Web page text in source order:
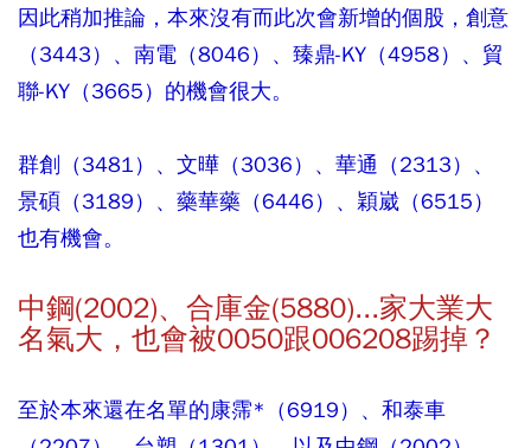
因此稍加推論，本來沒有而此次會新增的個股，創意
（3443）、南電（8046）、臻鼎-KY（4958）、貿
聯-KY（3665）的機會很大。
群創（3481）、文曄（3036）、華通（2313）、
景碩（3189）、藥華藥（6446）、穎崴（6515）
也有機會。
中鋼(2002)、合庫金(5880)...家大業大
名氣大，也會被0050跟006208踢掉？
至於本來還在名單的康霈*（6919）、和泰車